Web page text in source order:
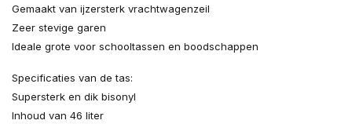
Gemaakt van ijzersterk vrachtwagenzeil
Zeer stevige garen
Ideale grote voor schooltassen en boodschappen
Specificaties van de tas:
Supersterk en dik bisonyl
Inhoud van 46 liter